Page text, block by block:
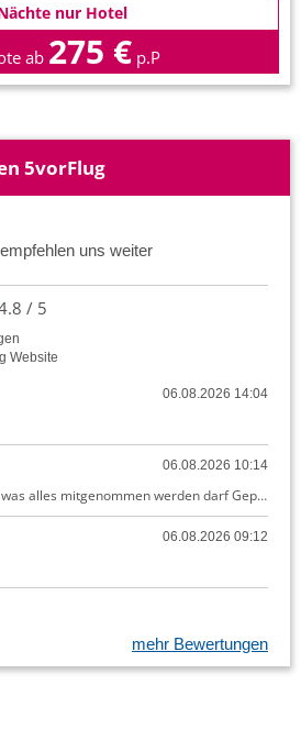
nur Hotel
ab 275 € p.P
5vorFlug
uns weiter
/ 5
Website
06.08.2026 14:04
06.08.2026 10:14
Ist gut beschrieben, ansicht was alles mitgenommen werden darf Gepäck dürfte auch kostenloses Handgepäck umfassen, ansonsten sehr easy zu machen
06.08.2026 09:12
mehr Bewertungen